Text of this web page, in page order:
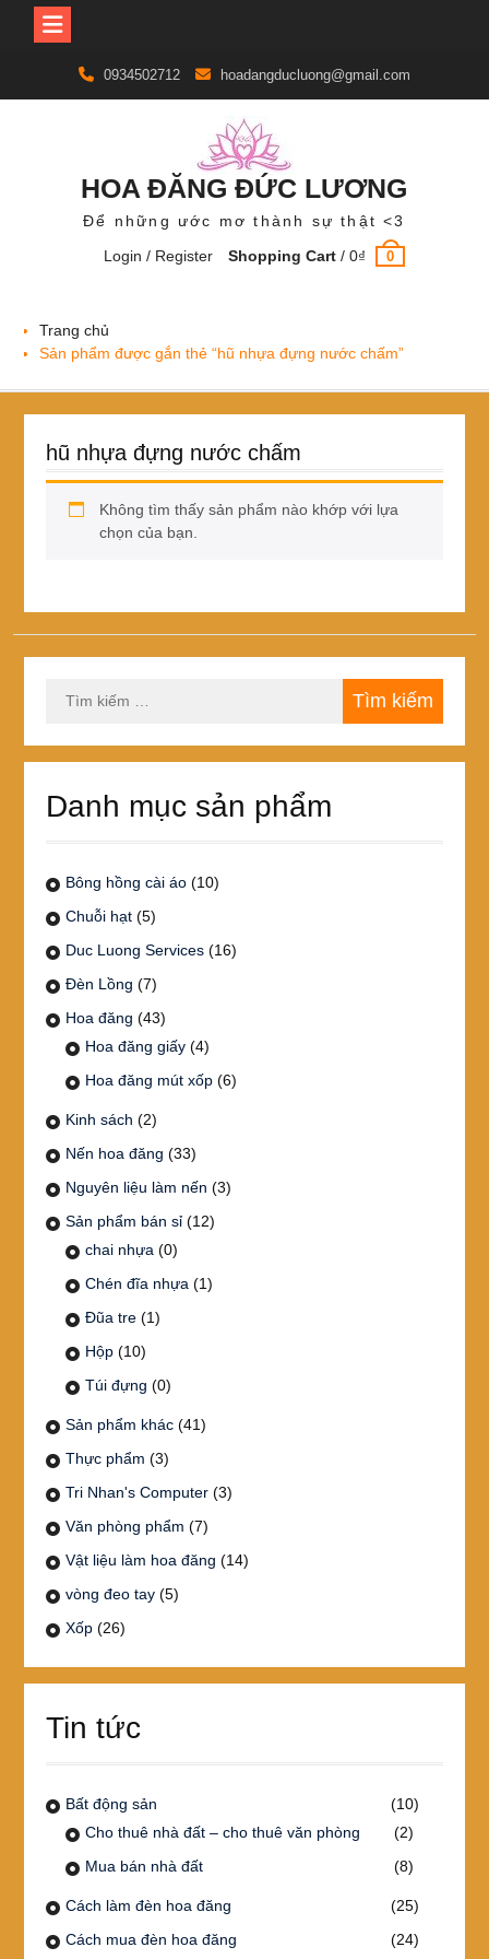
content
0934502712 hoadangducluong@gmail.com
HOA ĐĂNG ĐỨC LƯƠNG
Để những ước mơ thành sự thật <3
Login / Register
Shopping Cart /0₫ 0
Trang chủ
Sản phẩm được gắn thẻ “hũ nhựa đựng nước chấm”
hũ nhựa đựng nước chấm
Không tìm thấy sản phẩm nào khớp với lựa
chọn của bạn.
kiếm
Danh mục sản phẩm
Bông hồng cài áo (10)
Chuỗi hạt (5)
Duc Luong Services (16)
Đèn Lồng (7)
Hoa đăng (43)
Hoa đăng giấy (4)
Hoa đăng mút xốp (6)
Kinh sách (2)
Nến hoa đăng (33)
Nguyên liệu làm nến (3)
Sản phẩm bán sỉ (12)
chai nhựa (0)
Chén đĩa nhựa (1)
Đũa tre (1)
Hộp (10)
Túi đựng (0)
Sản phẩm khác (41)
Thực phẩm (3)
Tri Nhan's Computer (3)
Văn phòng phẩm (7)
Vật liệu làm hoa đăng (14)
vòng đeo tay (5)
Xốp (26)
Tin tức
Bất động sản
(10)
Cho thuê nhà đất – cho thuê văn phòng
(2)
Mua bán nhà đất
(8)
Cách làm đèn hoa đăng
(25)
Cách mua đèn hoa đăng
(24)